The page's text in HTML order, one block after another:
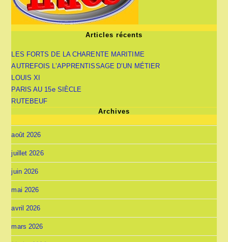
Articles récents
LES FORTS DE LA CHARENTE MARITIME
AUTREFOIS L’APPRENTISSAGE D’UN MÉTIER
LOUIS XI
PARIS AU 15e SIÈCLE
RUTEBEUF
Archives
août 2026
juillet 2026
juin 2026
mai 2026
avril 2026
mars 2026